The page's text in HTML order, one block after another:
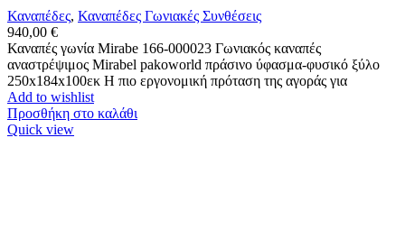
Καναπέδες, Καναπέδες Γωνιακές Συνθέσεις
940,00 €
Καναπές γωνία Mirabe 166-000023 Γωνιακός καναπές
αναστρέψιμος Mirabel pakoworld πράσινο ύφασμα-φυσικό ξύλο
250x184x100εκ Η πιο εργονομική πρόταση της αγοράς για
Add to wishlist
Προσθήκη στο καλάθι
Quick view